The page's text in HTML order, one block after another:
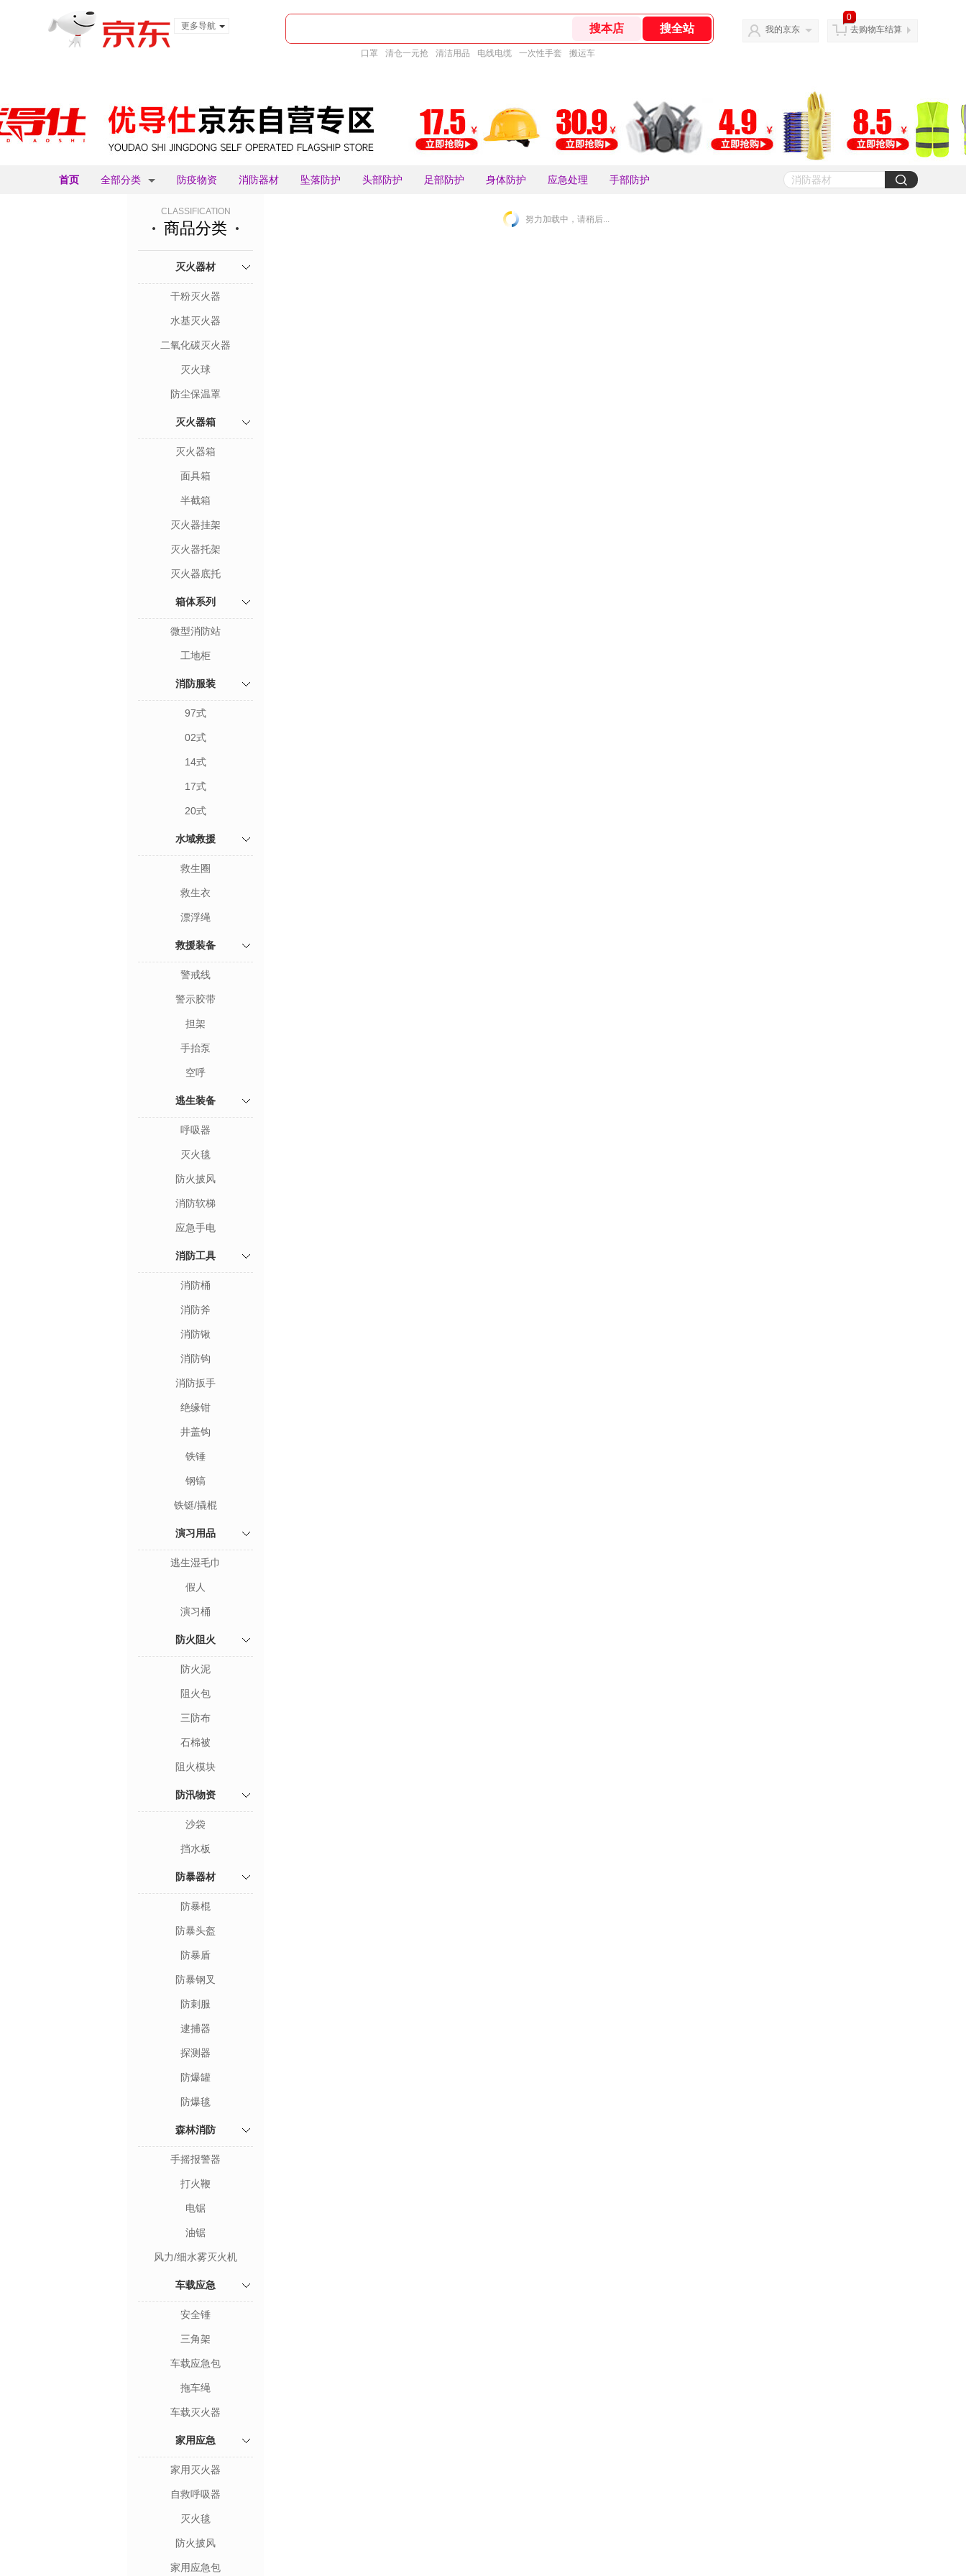
更多导航
口罩 清仓一元抢 清洁用品 电线电缆 一次性手套 搬运车
我的京东
0
去购物车结算
首页 全部分类 防疫物资 消防器材 坠落防护 头部防护 足部防护 身体防护 应急处理 手部防护
CLASSIFICATION
商品分类
灭火器材
干粉灭火器
水基灭火器
二氧化碳灭火器
灭火球
防尘保温罩
灭火器箱
灭火器箱
面具箱
半截箱
灭火器挂架
灭火器托架
灭火器底托
箱体系列
微型消防站
工地柜
消防服装
97式
02式
14式
17式
20式
水域救援
救生圈
救生衣
漂浮绳
救援装备
警戒线
警示胶带
担架
手抬泵
空呼
逃生装备
呼吸器
灭火毯
防火披风
消防软梯
应急手电
消防工具
消防桶
消防斧
消防锹
消防钩
消防扳手
绝缘钳
井盖钩
铁锤
钢镐
铁铤/撬棍
演习用品
逃生湿毛巾
假人
演习桶
防火阻火
防火泥
阻火包
三防布
石棉被
阻火模块
防汛物资
沙袋
挡水板
防暴器材
防暴棍
防暴头盔
防暴盾
防暴钢叉
防刺服
逮捕器
探测器
防爆罐
防爆毯
森林消防
手摇报警器
打火鞭
电锯
油锯
风力/细水雾灭火机
车载应急
安全锤
三角架
车载应急包
拖车绳
车载灭火器
家用应急
家用灭火器
自救呼吸器
灭火毯
防火披风
家用应急包
努力加载中，请稍后...